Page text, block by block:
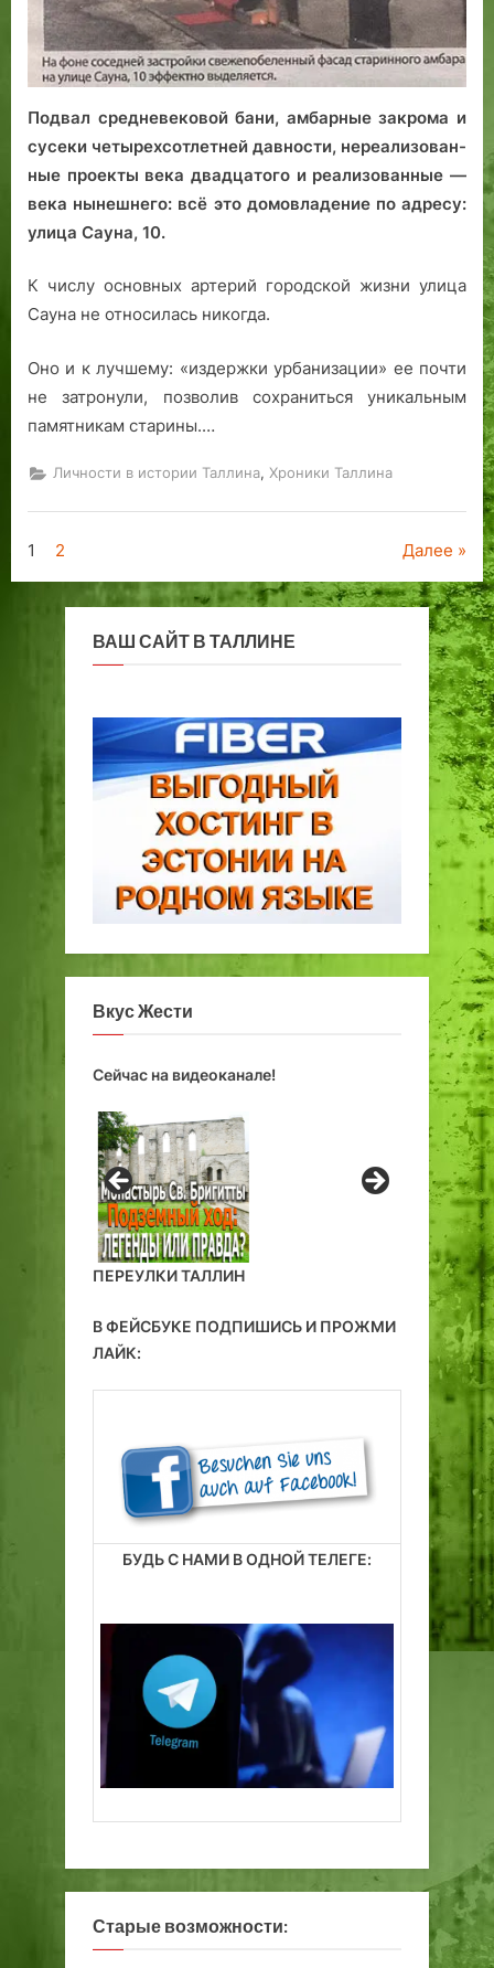
Подвал средневековой бани, амбарные закрома и
сусеки четырехсотлетней давности, нереализован­
ные проекты века двадца­того и реализованные —
века нынешнего: всё это домовладение по адресу:
улица Сауна, 10.
К числу основных артерий городской жизни улица
Сауна не относилась никогда.
Оно и к лучшему: «издержки урбанизации» ее почти
не затронули, позволив сохраниться уникальным
памятникам старины.…
Личности в истории Таллина, Хроники Таллина
Пагинация
записей
1 2 Далее
ВАШ САЙТ В ТАЛЛИНЕ
Вкус Жести
Сейчас на видеоканале!
ПЕРЕУЛКИ ТАЛЛИН
В ФЕЙСБУКЕ ПОДПИШИСЬ И ПРОЖМИ
ЛАЙК:
БУДЬ С НАМИ В ОДНОЙ ТЕЛЕГЕ:
Старые возможности: